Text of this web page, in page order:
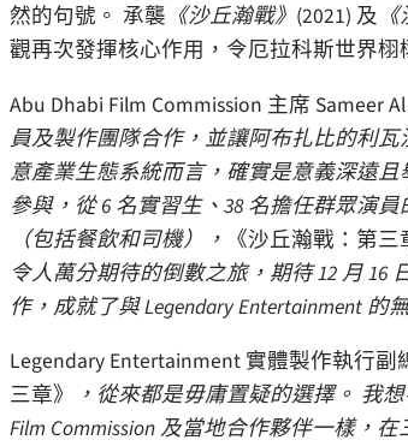
然的句號。 承襲 《沙丘瀚戰》 (2021) 及
觀再次發揮核心作用，令厄拉科斯世界栩
Abu Dhabi Film Commission 主席 Sameer
員及製作團隊合作，並讓阿布扎比的利瓦
意產業生態系統而言，確實是意義深遠
參與，從 6 名實習生、38 名擔任群眾演
（包括餐飲和司機）， 《沙丘瀚戰：第三
令人萬分期待的倒數之旅，期待 12 月
作，成就了與 Legendary Entertainment 的
Legendary Entertainment 實體製作執行副
三章》
，從來都是毋庸置疑的選擇。 我
Film Commission 及當地合作夥伴一樣，